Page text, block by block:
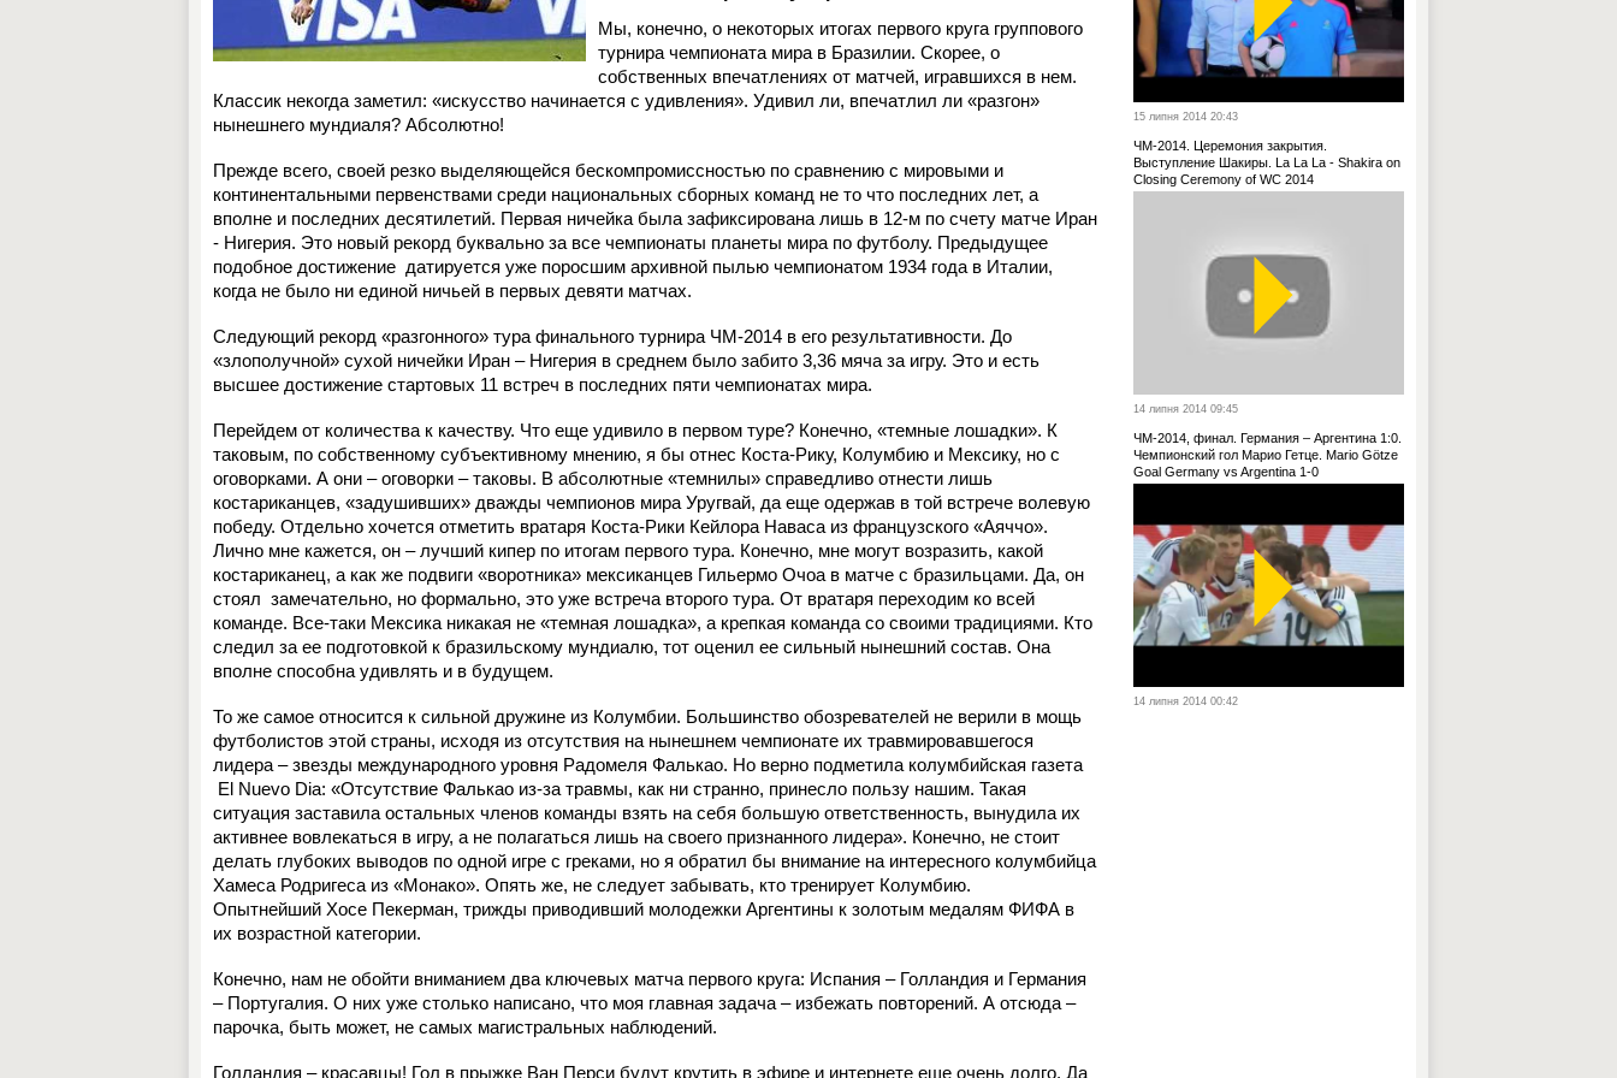
Мы, конечно, о некоторых итогах первого круга группового
турнира чемпионата мира в Бразилии. Скорее, о
собственных впечатлениях от матчей, игравшихся в нем.
Классик некогда заметил: «искусство начинается с удивления». Удивил ли, впечатлил ли «разгон»
нынешнего мундиаля? Абсолютно!
Прежде всего, своей резко выделяющейся бескомпромиссностью по сравнению с мировыми и
континентальными первенствами среди национальных сборных команд не то что последних лет, а
вполне и последних десятилетий. Первая ничейка была зафиксирована лишь в 12-м по счету матче Иран
- Нигерия. Это новый рекорд буквально за все чемпионаты планеты мира по футболу. Предыдущее
подобное достижение датируется уже поросшим архивной пылью чемпионатом 1934 года в Италии,
когда не было ни единой ничьей в первых девяти матчах.
Следующий рекорд «разгонного» тура финального турнира ЧМ-2014 в его результативности. До
«злополучной» сухой ничейки Иран – Нигерия в среднем было забито 3,36 мяча за игру. Это и есть
высшее достижение стартовых 11 встреч в последних пяти чемпионатах мира.
Перейдем от количества к качеству. Что еще удивило в первом туре? Конечно, «темные лошадки». К
таковым, по собственному субъективному мнению, я бы отнес Коста-Рику, Колумбию и Мексику, но с
оговорками. А они – оговорки – таковы. В абсолютные «темнилы» справедливо отнести лишь
костариканцев, «задушивших» дважды чемпионов мира Уругвай, да еще одержав в той встрече волевую
победу. Отдельно хочется отметить вратаря Коста-Рики Кейлора Наваса из французского «Аяччо».
Лично мне кажется, он – лучший кипер по итогам первого тура. Конечно, мне могут возразить, какой
костариканец, а как же подвиги «воротника» мексиканцев Гильермо Очоа в матче с бразильцами. Да, он
стоял замечательно, но формально, это уже встреча второго тура. От вратаря переходим ко всей
команде. Все-таки Мексика никакая не «темная лошадка», а крепкая команда со своими традициями. Кто
следил за ее подготовкой к бразильскому мундиалю, тот оценил ее сильный нынешний состав. Она
вполне способна удивлять и в будущем.
То же самое относится к сильной дружине из Колумбии. Большинство обозревателей не верили в мощь
футболистов этой страны, исходя из отсутствия на нынешнем чемпионате их травмировавшегося
лидера – звезды международного уровня Радомеля Фалькао. Но верно подметила колумбийская газета
El Nuevo Dia: «Отсутствие Фалькао из-за травмы, как ни странно, принесло пользу нашим. Такая
ситуация заставила остальных членов команды взять на себя большую ответственность, вынудила их
активнее вовлекаться в игру, а не полагаться лишь на своего признанного лидера». Конечно, не стоит
делать глубоких выводов по одной игре с греками, но я обратил бы внимание на интересного колумбийца
Хамеса Родригеса из «Монако». Опять же, не следует забывать, кто тренирует Колумбию.
Опытнейший Хосе Пекерман, трижды приводивший молодежки Аргентины к золотым медалям ФИФА в
их возрастной категории.
Конечно, нам не обойти вниманием два ключевых матча первого круга: Испания – Голландия и Германия
– Португалия. О них уже столько написано, что моя главная задача – избежать повторений. А отсюда –
парочка, быть может, не самых магистральных наблюдений.
Голландия – красавцы! Гол в прыжке Ван Перси будут крутить в эфире и интернете еще очень долго. Да
15 липня 2014 20:43
ЧМ-2014. Церемония закрытия.
Выступление Шакиры. La La La - Shakira on
Closing Ceremony of WC 2014
14 липня 2014 09:45
ЧМ-2014, финал. Германия – Аргентина 1:0.
Чемпионский гол Марио Гетце. Mario Götze
Goal Germany vs Argentina 1-0
14 липня 2014 00:42